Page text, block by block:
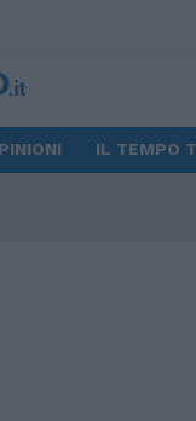
IL TEMPO